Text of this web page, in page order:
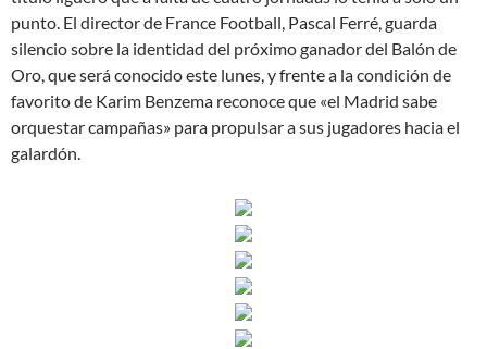
punto. El director de France Football, Pascal Ferré, guarda
silencio sobre la identidad del próximo ganador del Balón de
Oro, que será conocido este lunes, y frente a la condición de
favorito de Karim Benzema reconoce que «el Madrid sabe
orquestar campañas» para propulsar a sus jugadores hacia el
galardón.